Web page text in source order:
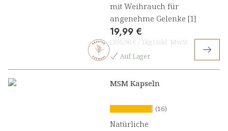
mit Weihrauch für
angenehme Gelenke [1]
19,99 €
(356,96 € / 1kg) inkl. MwSt
Auf Lager
MSM Kapseln
(16)
Natürliche